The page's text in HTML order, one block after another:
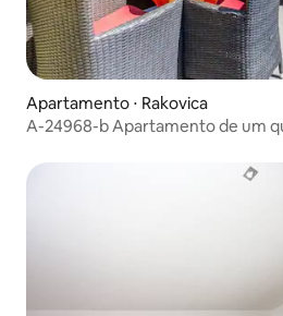
Apartamento ⋅ Rakovica
A-24968-b Apartamento de um